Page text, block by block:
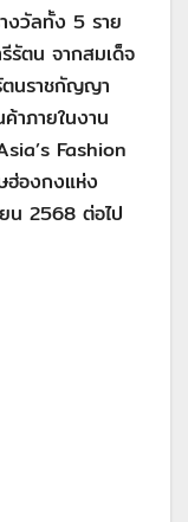
งวัลทั้ง 5 ราย
รัตน จากสมเด็จ
ตนราชกัญญา
าภายในงาน
Fashion
องกงแห่ง
น 2568 ต่อไป